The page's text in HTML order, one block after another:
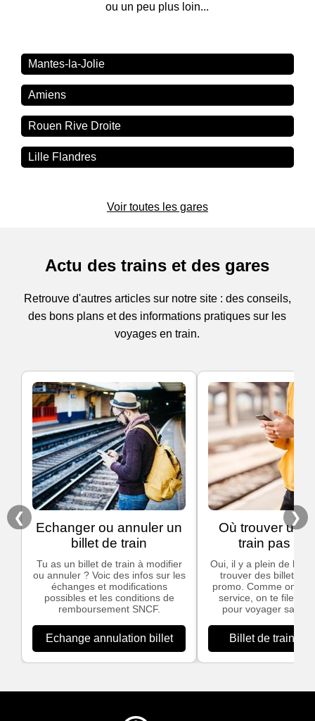
ou un peu plus loin...
Mantes-la-Jolie
Amiens
Rouen Rive Droite
Lille Flandres
Voir toutes les gares
Actu des trains et des gares
Retrouve d'autres articles sur notre site : des conseils,
des bons plans et des informations pratiques sur les
voyages en train.
❮
Echanger ou annuler un
billet de train
Tu as un billet de train à modifier
ou annuler ? Voic des infos sur les
échanges et modifications
possibles et les conditions de
remboursement SNCF.
Echange annulation billet
Où trouver un
train pas
Oui, il y a plein de bon
trouver des billets
promo. Comme on
service, on te file nos
pour voyager sans
Billet de train
❯